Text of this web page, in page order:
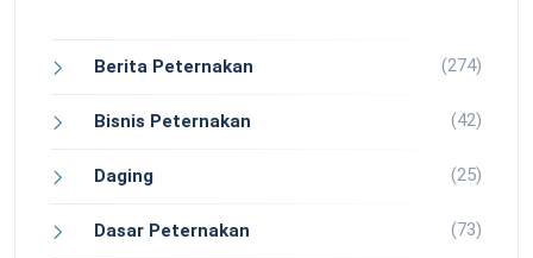
Berita Peternakan (274)
Bisnis Peternakan (42)
Daging (25)
Dasar Peternakan (73)